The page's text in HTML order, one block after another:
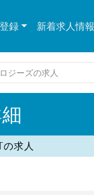
録 新着求人情報
ジーズの求人
求人